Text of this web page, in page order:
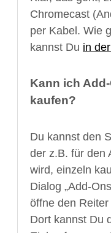
Chromecast
per Kabel. Wie
kannst Du in
Kann ich
kaufen?
Du kannst den
der z.B. für den
wird, einzeln
Dialog „Add-
öffne den Reiter
Dort kannst Du